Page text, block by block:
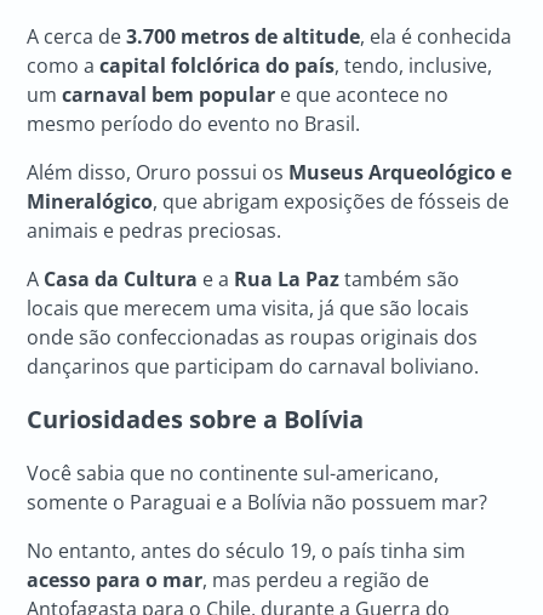
A cerca de3.700 metros de altitude, ela é conhecida
como acapital folclórica do país, tendo, inclusive,
umcarnaval bem popular e que acontece no
mesmo período do evento no Brasil.
Além disso, Oruro possui os Museus Arqueológico e
Mineralógico, que abrigam exposições de fósseis de
animais e pedras preciosas.
A Casa da Cultura e a Rua La Paztambém são
locais que merecem uma visita, já que são locais
onde são confeccionadas as roupas originais dos
dançarinos que participam do carnaval boliviano.
Curiosidades sobre a Bolívia
Você sabia que no continente sul-americano,
somente o Paraguai e a Bolívia não possuem mar?
No entanto, antes do século 19, o país tinha sim
acesso para o mar, mas perdeu a região de
Antofagasta para o Chile, durante a Guerra do